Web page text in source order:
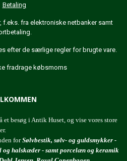
Betaling
f.eks. fra elektroniske netbanker samt
efter de særlige regler for brugte vare.
fradrage købsmoms
besøg i Antik Huset, og vise vores store
forSølvbestik, sølv- og guldsmykker -
og halskæder - samt porcelæn og keramik